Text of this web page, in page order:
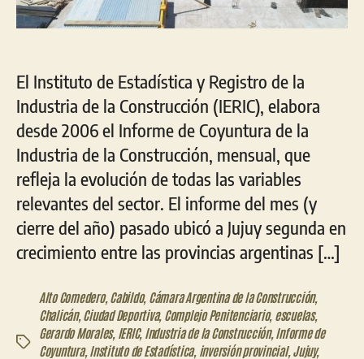
El Instituto de Estadística y Registro de la
Industria de la Construcción (IERIC), elabora
desde 2006 el Informe de Coyuntura de la
Industria de la Construcción, mensual, que
refleja la evolución de todas las variables
relevantes del sector. El informe del mes (y
cierre del año) pasado ubicó a Jujuy segunda en
crecimiento entre las provincias argentinas […]
Etiquetas
Alto Comedero, Cabildo, Cámara Argentina de la Construcción,
Chalicán, Ciudad Deportiva, Complejo Penitenciario, escuelas,
Gerardo Morales, IERIC, Industria de la Construcción, Informe de
Coyuntura, Instituto de Estadística, inversión provincial, Jujuy,